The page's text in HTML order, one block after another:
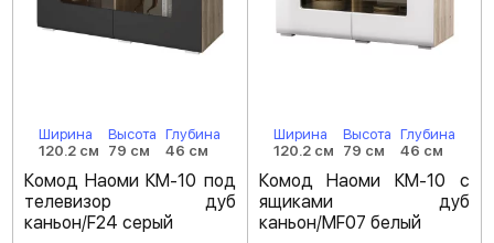
Ширина
120.2 см
Высота
79 см
Глубина
46 см
Комод Наоми КМ-10 под
телевизор дуб
каньон/F24 серый
Ширина
120.2 см
Высота
79 см
Глубина
46 см
Комод Наоми КМ-10 с
ящиками дуб
каньон/MF07 белый